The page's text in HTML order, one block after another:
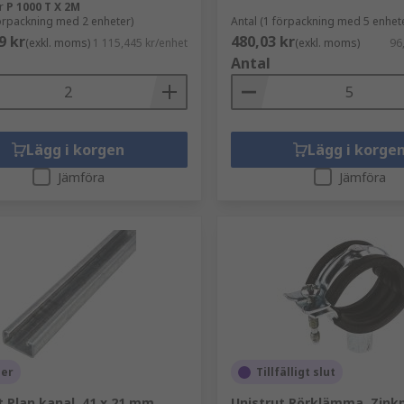
P 1000 T X 2M
med 2 enheter)
kr(exkl. moms) 1 115,445 kr/enhet
Lägg i korgen
Jämföra
Antal (1 förpackning med 5
480,03 kr(exkl. moms)
Antal
Lägg i
Jämföra
Tillfälligt slut